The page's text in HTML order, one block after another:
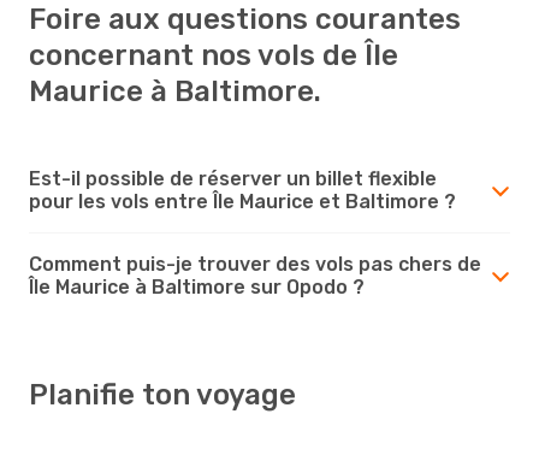
Foire aux questions courantes
concernant nos vols de Île
Maurice à Baltimore.
Est-il possible de réserver un billet flexible
pour les vols entre Île Maurice et Baltimore ?
Comment puis-je trouver des vols pas chers de
Île Maurice à Baltimore sur Opodo ?
Planifie ton voyage